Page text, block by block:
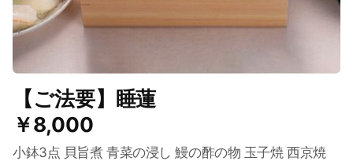
【ご法要】睡蓮
￥8,000
小鉢3点 貝旨煮 青菜の浸し 鰻の酢の物 玉子焼 西京焼